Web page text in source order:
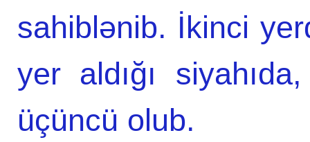
sahiblənib. İkinci
yer aldığı
üçüncü olub.